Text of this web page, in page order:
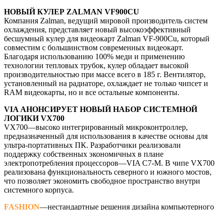
НОВЫЙ КУЛЕР ZALMAN VF900CU
Компания Zalman, ведущий мировой производитель систем
охлаждения, представляет новый высокоэффективный
бесшумный кулер для видеокарт Zalman VF-900Cu, который
совместим с большинством современных видеокарт.
Благодаря использованию 100% меди и применению
технологии тепловых трубок, кулер обладает высокой
производительностью при массе всего в 185 г. Вентилятор,
установленный на радиаторе, охлаждает не только чипсет и
RAM видеокарты, но и все остальные компоненты.
VIA АНОНСИРУЕТ НОВЫЙ НАБОР СИСТЕМНОЙ
ЛОГИКИ VX700
VX700—высоко интегрированный микроконтроллер,
предназначенный для использования в качестве основы для
ультра-портативных ПК. Разработчики реализовали
поддержку собственных экономичных в плане
электропотребления процессоров—VIA C7-M. В чипе VX700
реализована функциональность северного и южного мостов,
что позволяет экономить свободное пространство внутри
системного корпуса.
FASHION—нестандартные решения дизайна компьютерного